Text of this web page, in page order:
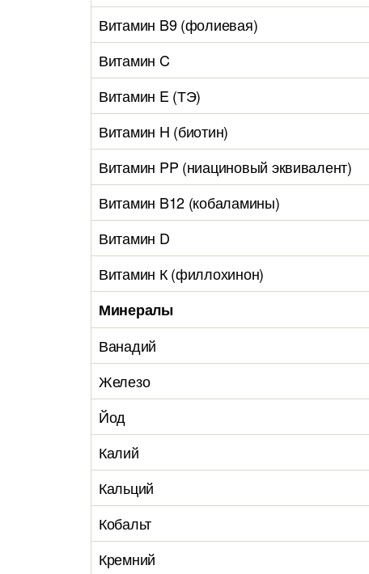
Витамин B9 (фолиевая)
Витамин C
Витамин E (ТЭ)
Витамин H (биотин)
Витамин PP (ниациновый эквивалент)
Витамин B12 (кобаламины)
Витамин D
Витамин К (филлохинон)
Минералы
Ванадий
Железо
Йод
Калий
Кальций
Кобальт
Кремний